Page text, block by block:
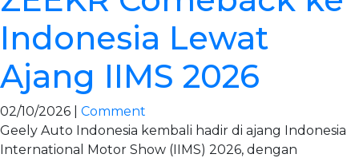
Indonesia Lewat
Ajang IIMS 2026
02/10/2026 | Comment
Geely Auto Indonesia kembali hadir di ajang Indonesia
International Motor Show (IIMS) 2026, dengan